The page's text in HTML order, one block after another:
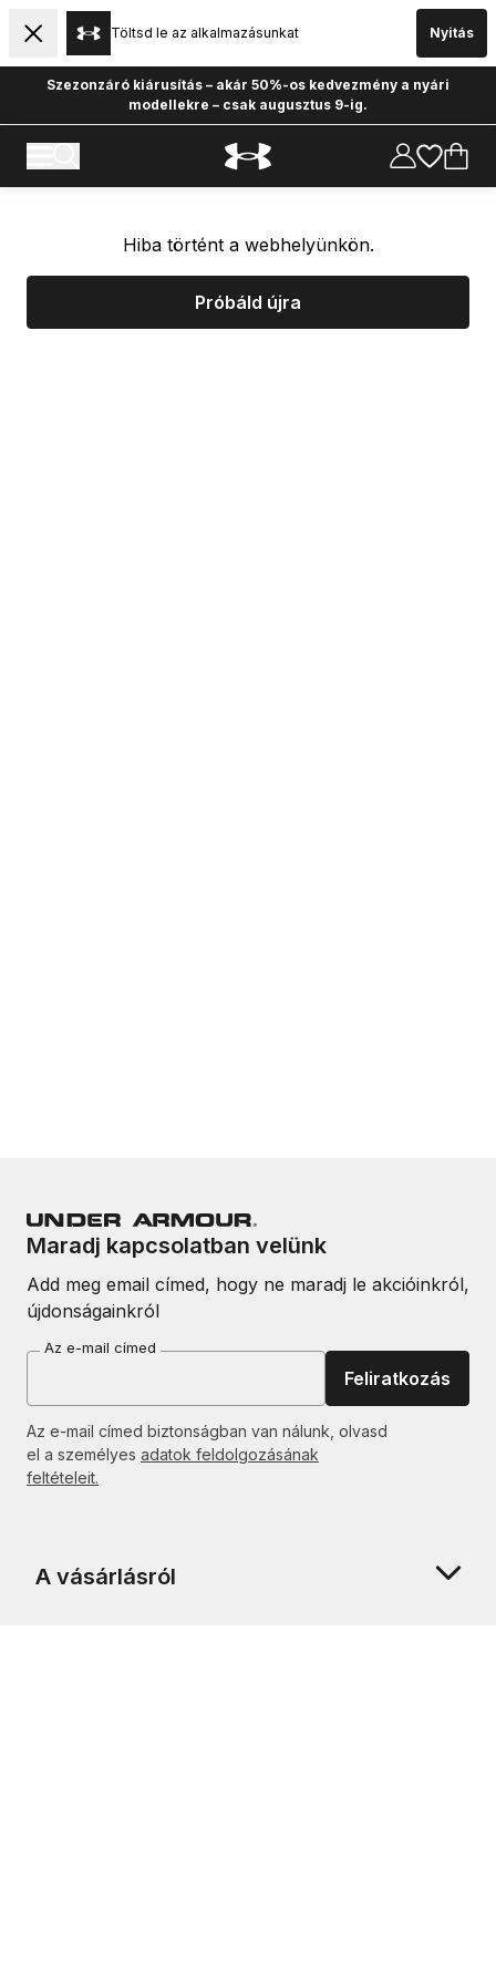
Töltsd le az alkalmazásunkat Nyitás
Szezonzáró kiárusítás – akár 50%-os kedvezmény a nyári
modellekre – csak augusztus 9-ig.
Hiba történt a webhelyünkön.
Próbáld újra
Maradj kapcsolatban velünk
Add meg email címed, hogy ne maradj le akcióinkról,
újdonságainkról
Az e-mail címed
Feliratkozás
Az e-mail címed biztonságban van nálunk, olvasd
el a személyes adatok feldolgozásának
feltételeit.
A vásárlásról